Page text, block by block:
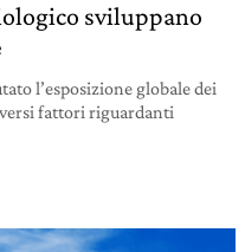
sviluppano
l’esposizione globale dei
fattori riguardanti